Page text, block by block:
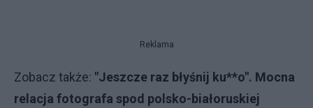
Reklama
Zobacz także: "Jeszcze raz błyśnij ku**o". Mocna
relacja fotografa spod polsko-białoruskiej